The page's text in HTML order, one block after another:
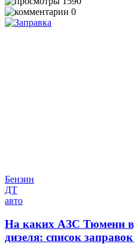
0
Бензин
ДТ
авто
На каких АЗС Тюмени
дизеля: список